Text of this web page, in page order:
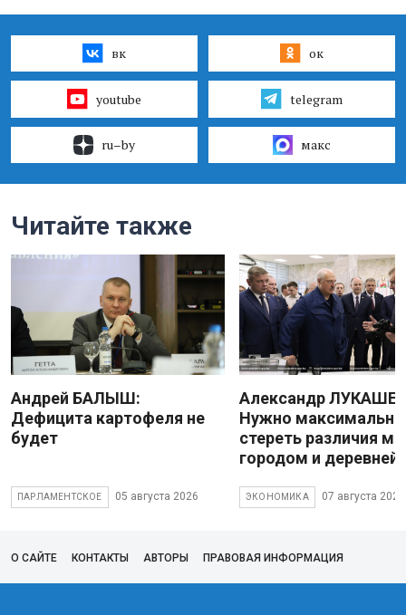
вк ок
youtube telegram
ru–by макс
Читайте также
Андрей БАЛЫШ:
Дефицита картофеля не
будет
ПАРЛАМЕНТСКОЕ 05 августа 2026
Александр
Нужно максимально
стереть различия
городом и деревней
ЭКОНОМИКА 07 августа 2026
О САЙТЕ КОНТАКТЫ АВТОРЫ ПРАВОВАЯ ИНФОРМАЦИЯ